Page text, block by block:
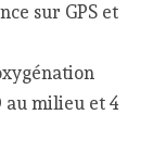
sur GPS et
au milieu et 4